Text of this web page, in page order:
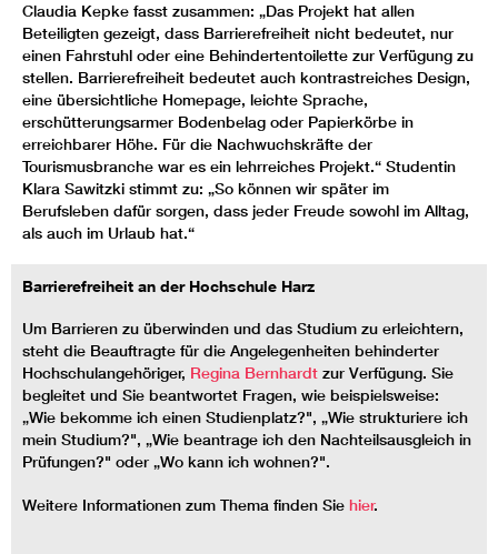
Claudia Kepke fasst zusammen: „Das Projekt hat allen
Beteiligten gezeigt, dass Barrierefreiheit nicht bedeutet, nur
einen Fahrstuhl oder eine Behindertentoilette zur Verfügung zu
stellen. Barrierefreiheit bedeutet auch kontrastreiches Design,
eine übersichtliche Homepage, leichte Sprache,
erschütterungsarmer Bodenbelag oder Papierkörbe in
erreichbarer Höhe. Für die Nachwuchskräfte der
Tourismusbranche war es ein lehrreiches Projekt.“ Studentin
Klara Sawitzki stimmt zu: „So können wir später im
Berufsleben dafür sorgen, dass jeder Freude sowohl im Alltag,
als auch im Urlaub hat.“
Barrierefreiheit an der Hochschule Harz
Um Barrieren zu überwinden und das Studium zu erleichtern,
steht die Beauftragte für die Angelegenheiten behinderter
Hochschulangehöriger, Regina Bernhardt zur Verfügung. Sie
begleitet und Sie beantwortet Fragen, wie beispielsweise:
„Wie bekomme ich einen Studienplatz?", „Wie strukturiere ich
mein Studium?", „Wie beantrage ich den Nachteilsausgleich in
Prüfungen?" oder „Wo kann ich wohnen?".
Weitere Informationen zum Thema finden Sie hier.